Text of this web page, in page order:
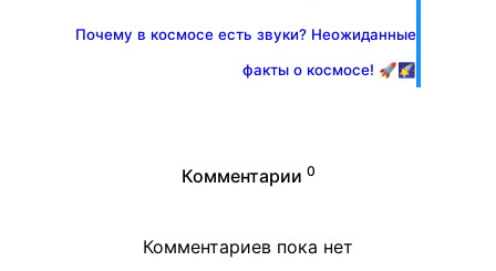
Почему в космосе есть звуки? Неожиданные
факты о космосе! 🚀🌠
Комментарии 0
Комментариев пока нет